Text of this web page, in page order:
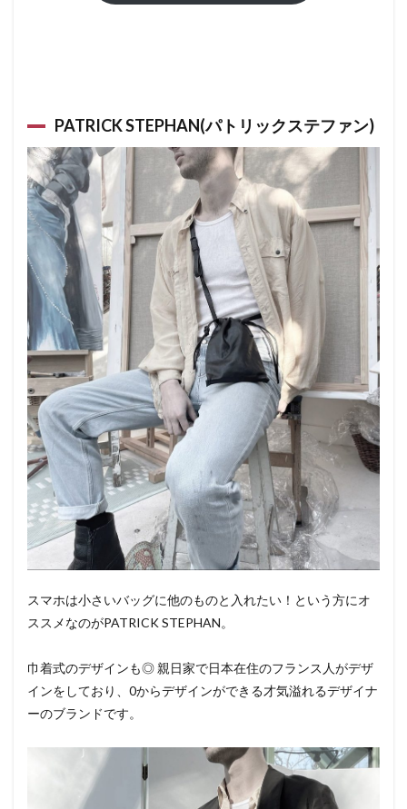
PATRICK STEPHAN(パトリックステファン)
スマホは小さいバッグに他のものと入れたい！という方にオ
ススメなのがPATRICK STEPHAN。
巾着式のデザインも◎ 親日家で日本在住のフランス人がデザ
インをしており、0からデザインができる才気溢れるデザイナ
ーのブランドです。